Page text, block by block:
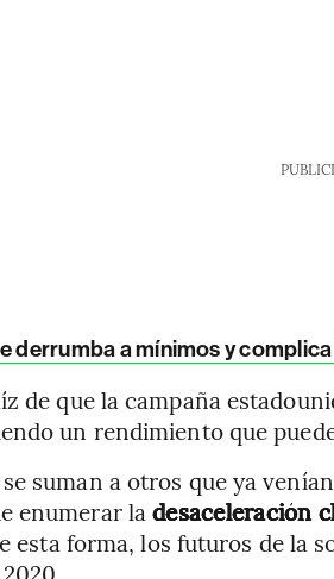
derrumba a mínimos y
de que la campaña
un rendimiento que
suman a otros que ya
enumerar ladesaceleración
esta forma, los futuros de la